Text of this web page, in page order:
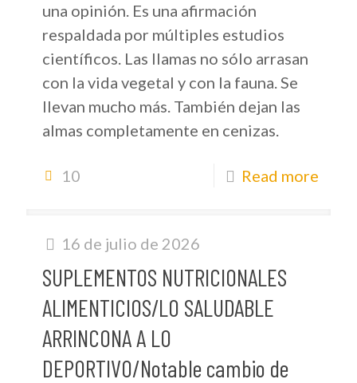
una opinión. Es una afirmación
respaldada por múltiples estudios
científicos. Las llamas no sólo arrasan
con la vida vegetal y con la fauna. Se
llevan mucho más. También dejan las
almas completamente en cenizas.
10 Read more
16 de julio de 2026
SUPLEMENTOS NUTRICIONALES
ALIMENTICIOS/LO SALUDABLE
ARRINCONA A LO
DEPORTIVO/Notable cambio de